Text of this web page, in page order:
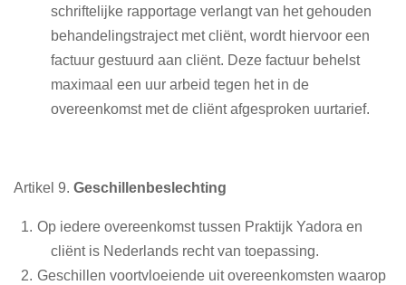
schriftelijke rapportage verlangt van het gehouden
behandelingstraject met cliënt, wordt hiervoor een
factuur gestuurd aan cliënt. Deze factuur behelst
maximaal een uur arbeid tegen het in de
overeenkomst met de cliënt afgesproken uurtarief.
Artikel 9. Geschillenbeslechting
Op iedere overeenkomst tussen Praktijk Yadora en
cliënt is Nederlands recht van toepassing.
Geschillen voortvloeiende uit overeenkomsten waarop